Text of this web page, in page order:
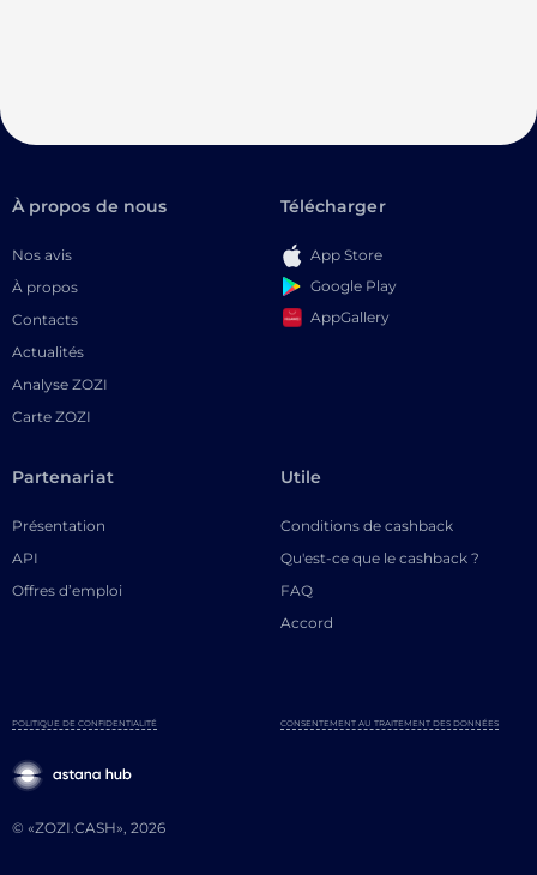
À propos de nous
Nos avis
À propos
Contacts
Actualités
Analyse ZOZI
Carte ZOZI
Télécharger
App Store
Google Play
AppGallery
Partenariat
Présentation
API
Offres d’emploi
Utile
Conditions de cashback
Qu'est-ce que le cashback ?
FAQ
Accord
© «ZOZI.CASH», 2026
POLITIQUE DE CONFIDENTIALITÉ CONSENTEMENT AU TRAITEMENT DES DONNÉES